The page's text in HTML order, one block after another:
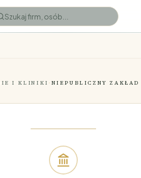
I KLINIKI · NIEPUBLICZNY